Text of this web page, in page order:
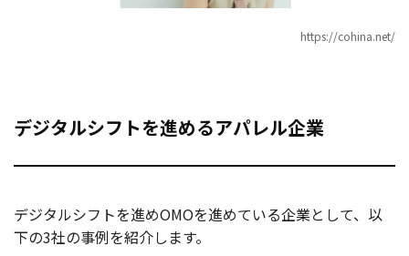
https://cohina.net/
デジタルシフトを進めるアパレル企業
デジタルシフトを進めOMOを進めている企業として、以
下の3社の事例を紹介します。